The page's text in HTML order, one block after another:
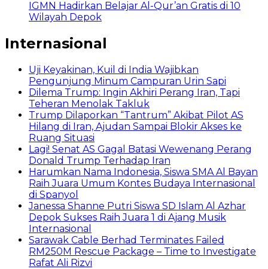
IGMN Hadirkan Belajar Al-Qur’an Gratis di 10
Wilayah Depok
Internasional
Uji Keyakinan, Kuil di India Wajibkan
Pengunjung Minum Campuran Urin Sapi
Dilema Trump: Ingin Akhiri Perang Iran, Tapi
Teheran Menolak Takluk
Trump Dilaporkan “Tantrum” Akibat Pilot AS
Hilang di Iran, Ajudan Sampai Blokir Akses ke
Ruang Situasi
Lagi! Senat AS Gagal Batasi Wewenang Perang
Donald Trump Terhadap Iran
Harumkan Nama Indonesia, Siswa SMA Al Bayan
Raih Juara Umum Kontes Budaya Internasional
di Spanyol
Janessa Shanne Putri Siswa SD Islam Al Azhar
Depok Sukses Raih Juara 1 di Ajang Musik
Internasional
Sarawak Cable Berhad Terminates Failed
RM250M Rescue Package – Time to Investigate
Rafat Ali Rizvi